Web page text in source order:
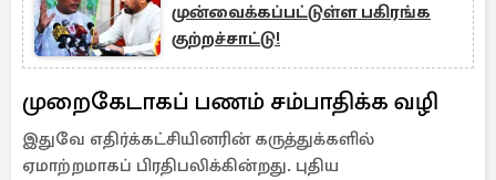
முன்வைக்கப்பட்டுள்ள பகிரங்க
குற்றச்சாட்டு!
முறைகேடாகப் பணம் சம்பாதிக்க வழி
இதுவே எதிர்க்கட்சியினரின் கருத்துக்களில்
ஏமாற்றமாகப் பிரதிபலிக்கின்றது. புதிய